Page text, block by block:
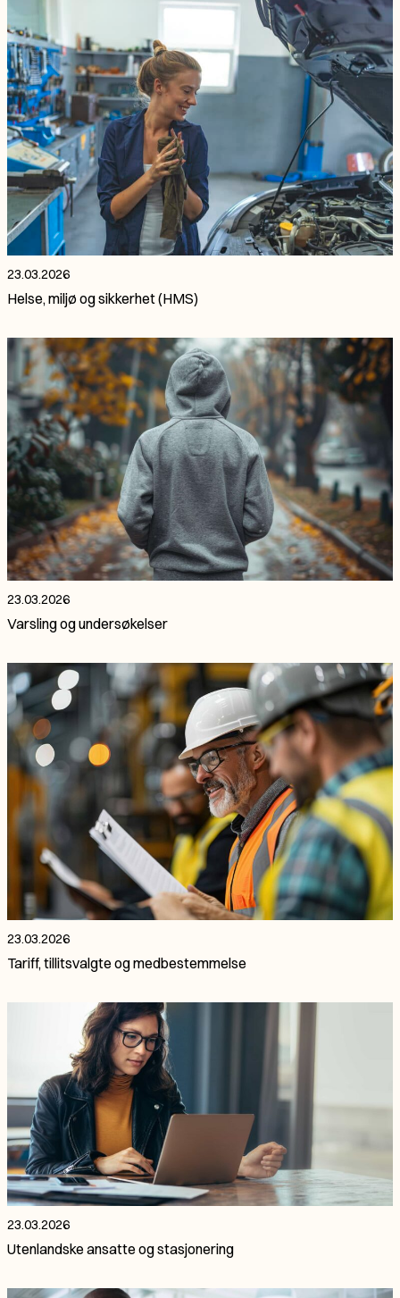
23.03.2026
Helse, miljø og sikkerhet (HMS)
23.03.2026
Varsling og undersøkelser
23.03.2026
Tariff, tillitsvalgte og medbestemmelse
23.03.2026
Utenlandske ansatte og stasjonering